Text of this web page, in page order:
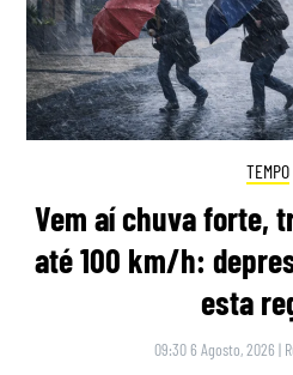
TEMPO
Vem aí chuva forte,
até 100 km/h:
esta
09:30 6 Agosto, 2026 |